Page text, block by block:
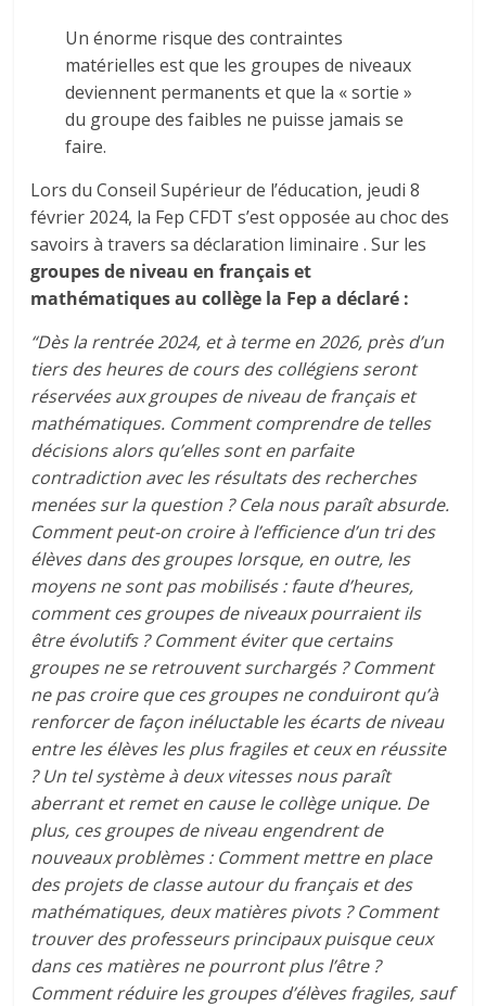
Un énorme risque des contraintes
matérielles est que les groupes de niveaux
deviennent permanents et que la « sortie »
du groupe des faibles ne puisse jamais se
faire.
Lors du Conseil Supérieur de l’éducation, jeudi 8
février 2024, la Fep CFDT s’est opposée au choc des
savoirs à travers sa déclaration liminaire . Sur les
groupes de niveau en français et
mathématiques au collège la Fep a déclaré :
“Dès la rentrée 2024, et à terme en 2026, près d’un
tiers des heures de cours des collégiens seront
réservées aux groupes de niveau de français et
mathématiques. Comment comprendre de telles
décisions alors qu’elles sont en parfaite
contradiction avec les résultats des recherches
menées sur la question ? Cela nous paraît absurde.
Comment peut-on croire à l’efficience d’un tri des
élèves dans des groupes lorsque, en outre, les
moyens ne sont pas mobilisés : faute d’heures,
comment ces groupes de niveaux pourraient ils
être évolutifs ? Comment éviter que certains
groupes ne se retrouvent surchargés ? Comment
ne pas croire que ces groupes ne conduiront qu’à
renforcer de façon inéluctable les écarts de niveau
entre les élèves les plus fragiles et ceux en réussite
? Un tel système à deux vitesses nous paraît
aberrant et remet en cause le collège unique. De
plus, ces groupes de niveau engendrent de
nouveaux problèmes : Comment mettre en place
des projets de classe autour du français et des
mathématiques, deux matières pivots ? Comment
trouver des professeurs principaux puisque ceux
dans ces matières ne pourront plus l’être ?
Comment réduire les groupes d’élèves fragiles, sauf